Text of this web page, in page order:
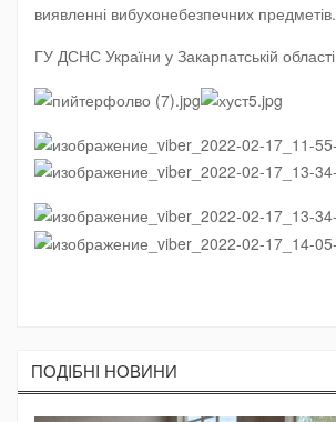
виявленні вибухонебезпечних предметів.
ГУ ДСНС України у Закарпатській області
ПОДIБНI НОВИНИ